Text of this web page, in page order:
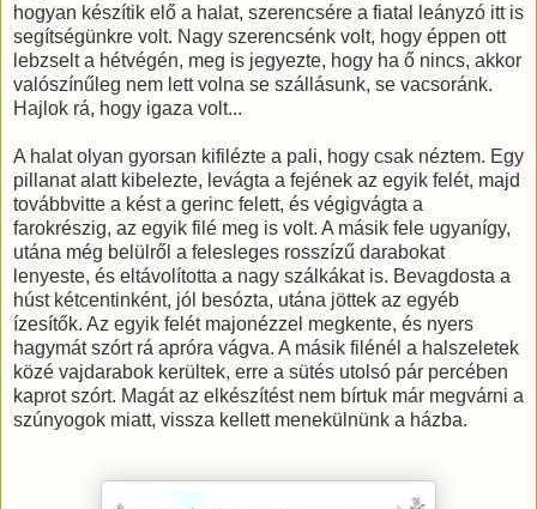
hogyan készítik elő a halat, szerencsére a fiatal leányzó itt is
segítségünkre volt. Nagy szerencsénk volt, hogy éppen ott
lebzselt a hétvégén, meg is jegyezte, hogy ha ő nincs, akkor
valószínűleg nem lett volna se szállásunk, se vacsoránk.
Hajlok rá, hogy igaza volt...
A halat olyan gyorsan kifilézte a pali, hogy csak néztem. Egy
pillanat alatt kibelezte, levágta a fejének az egyik felét, majd
továbbvitte a kést a gerinc felett, és végigvágta a
farokrészig, az egyik filé meg is volt. A másik fele ugyanígy,
utána még belülről a felesleges rosszízű darabokat
lenyeste, és eltávolította a nagy szálkákat is. Bevagdosta a
húst kétcentinként, jól besózta, utána jöttek az egyéb
ízesítők. Az egyik felét majonézzel megkente, és nyers
hagymát szórt rá apróra vágva. A másik filénél a halszeletek
közé vajdarabok kerültek, erre a sütés utolsó pár percében
kaprot szórt. Magát az elkészítést nem bírtuk már megvárni a
szúnyogok miatt, vissza kellett menekülnünk a házba.